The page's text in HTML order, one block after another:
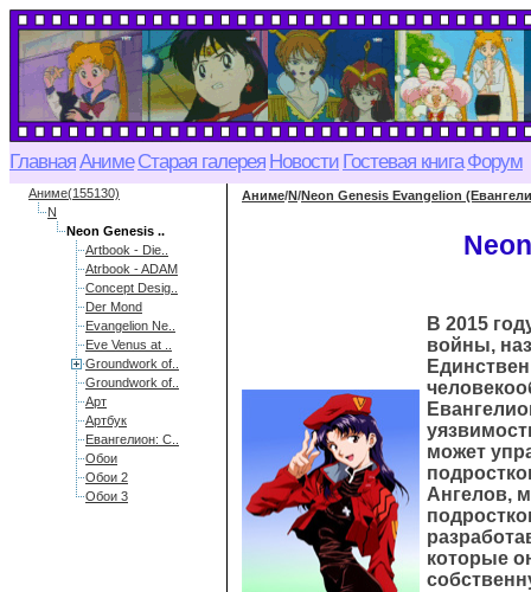
ГлавнаяАниме Старая галерея Новости Гостевая книга Форум
Аниме(155130)
N
Neon Genesis ..
Artbook - Die..
Atrbook - ADAM
Concept Desig..
Der Mond
Evangelion Ne..
Eve Venus at ..
Groundwork of..
Groundwork of..
Арт
Артбук
Евангелион: С..
Обои
Обои 2
Обои 3
Аниме/N/Neon Genesis Evangelion
В 2015
войны,
может
Ангелов,
которые